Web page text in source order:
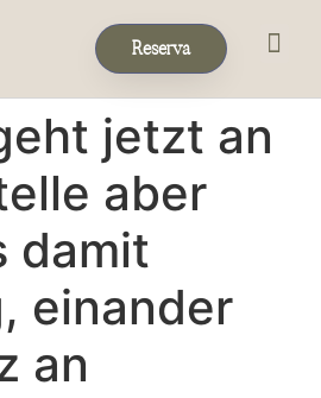
Reserva
jetzt an
aber
damit
einander
an